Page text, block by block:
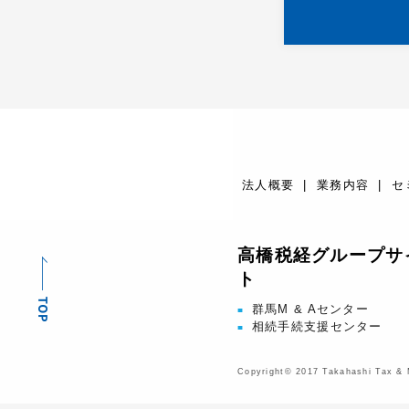
法人概要 業務内容 セ
高橋税経グループサ
ト
■ 群馬M & Aセンター
■ 相続手続支援センター
Copyright© 2017 Takahashi Tax